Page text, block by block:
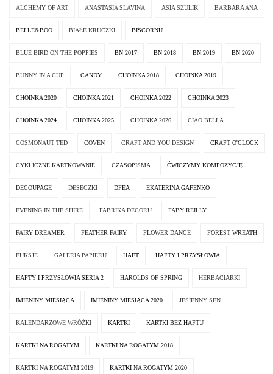
ALCHEMY OF ART ANASTASIA SLAVINA ASIA SZULIK BARBARA ANA
BELLE&BOO BIAŁE KRUCZKI BISCORNU
BLUE BIRD ON THE POPPIES BN 2017 BN 2018 BN 2019 BN 2020
BUNNY IN A CUP CANDY CHOINKA 2018 CHOINKA 2019
CHOINKA 2020 CHOINKA 2021 CHOINKA 2022 CHOINKA 2023
CHOINKA 2024 CHOINKA 2025 CHOINKA 2026 CIAO BELLA
COSMONAUT TED COVEN CRAFT AND YOU DESIGN CRAFT O'CLOCK
CYKLICZNE KARTKOWANIE CZASOPISMA ĆWICZYMY KOMPOZYCJĘ
DECOUPAGE DESECZKI DFEA EKATERINA GAFENKO
EVENING IN THE SHIRE FABRIKA DECORU FABY REILLY
FAIRY DREAMER FEATHER FAIRY FLOWER DANCE FOREST WREATH
FUKSJE GALERIA PAPIERU HAFT HAFTY I PRZYSŁOWIA
HAFTY I PRZYSŁOWIA SERIA 2 HAROLDS OF SPRING HERBACIARKI
IMIENINY MIESIĄCA IMIENINY MIESIĄCA 2020 JESIENNY SEN
KALENDARZOWE WRÓŻKI KARTKI KARTKI BEZ HAFTU
KARTKI NA ROGATYM KARTKI NA ROGATYM 2018
KARTKI NA ROGATYM 2019 KARTKI NA ROGATYM 2020